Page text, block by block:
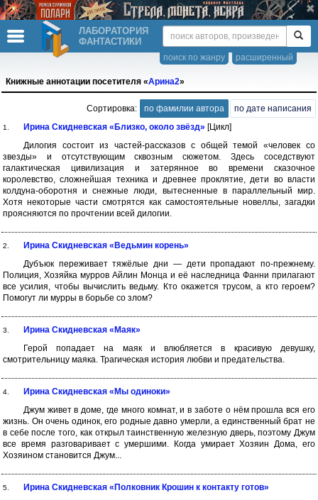
ЛАБОРАТОРИЯ
ФАНТАСТИКИ
расширенный
поиск по жанру
Книжные аннотации посетителя «Арина2»
Сортировка: по фамилии автора по дате написания
1. Ирина Скидневская «Близко, около звёзд» [Цикл]
Дилогия состоит из частей-рассказов с общей темой «человек со
звезды» и отсутствующим сквозным сюжетом. Здесь соседствуют
галактическая цивилизация и затерянное во времени сказочное
королевство, сложнейшая техника и древнее проклятие, дети во власти
колдуна-оборотня и снежные люди, вытесненные в параллельный мир.
Хотя некоторые части смотрятся как самостоятельные новеллы, загадки
проясняются по прочтении всей дилогии.
2.
Ирина Скидневская «Ведьмин корень»
Дубъюк переживает тяжёлые дни — дети пропадают по-прежнему.
Полиция, Хозяйка мурров Айлин Монца и её наследница Фанни прилагают
все усилия, чтобы вычислить ведьму. Кто окажется трусом, а кто героем?
Помогут ли мурры в борьбе со злом?
3.
Ирина Скидневская «Маяк»
Герой попадает на маяк и влюбляется в красивую девушку,
смотрительницу маяка. Трагическая история любви и предательства.
4.
Ирина Скидневская «Мы одиноки»
Джум живет в доме, где много комнат, и в заботе о нём прошла вся его
жизнь. Он очень одинок, его родные давно умерли, а единственный брат не
в себе после того, как открыл таинственную железную дверь, поэтому Джум
все время разговаривает с умершими. Когда умирает Хозяин Дома, его
Хозяином становится Джум...
5.
Ирина Скидневская «Полковник Крошин к контакту готов»